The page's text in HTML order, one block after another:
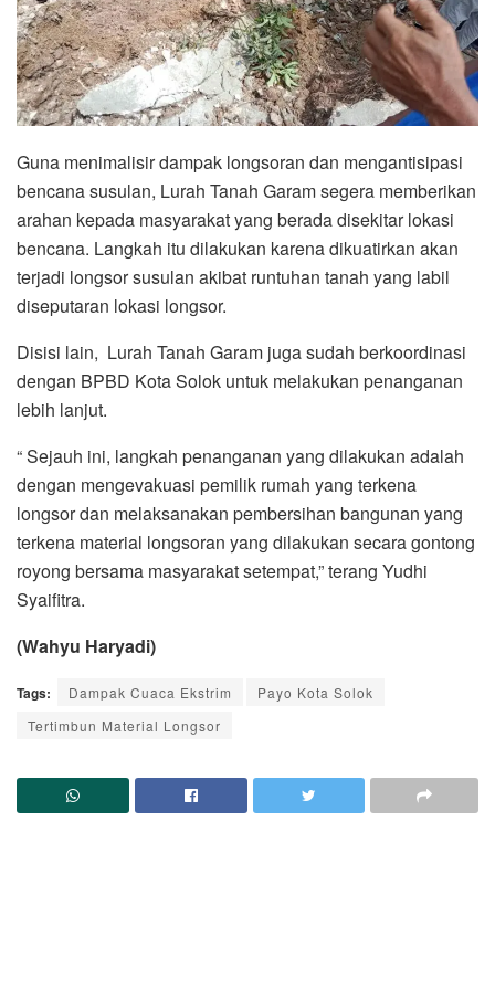
Guna menimalisir dampak longsoran dan mengantisipasi
bencana susulan, Lurah Tanah Garam segera memberikan
arahan kepada masyarakat yang berada disekitar lokasi
bencana. Langkah itu dilakukan karena dikuatirkan akan
terjadi longsor susulan akibat runtuhan tanah yang labil
diseputaran lokasi longsor.
Disisi lain, Lurah Tanah Garam juga sudah berkoordinasi
dengan BPBD Kota Solok untuk melakukan penanganan
lebih lanjut.
“ Sejauh ini, langkah penanganan yang dilakukan adalah
dengan mengevakuasi pemilik rumah yang terkena
longsor dan melaksanakan pembersihan bangunan yang
terkena material longsoran yang dilakukan secara gontong
royong bersama masyarakat setempat,” terang Yudhi
Syaifitra.
(Wahyu Haryadi)
Tags: Dampak Cuaca Ekstrim
Payo Kota Solok
Tertimbun Material Longsor